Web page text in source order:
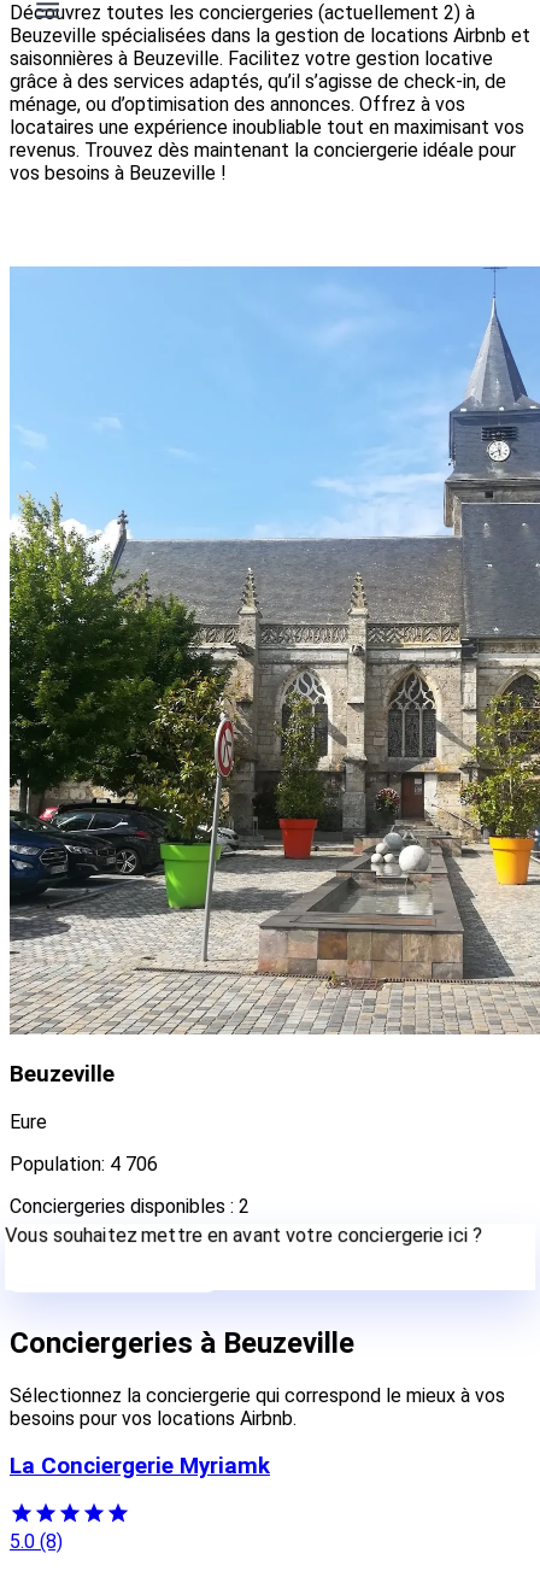
Découvrez toutes les conciergeries (actuellement 2) à
Beuzeville spécialisées dans la gestion de locations Airbnb et
saisonnières à Beuzeville. Facilitez votre gestion locative
grâce à des services adaptés, qu’il s’agisse de check-in, de
ménage, ou d’optimisation des annonces. Offrez à vos
locataires une expérience inoubliable tout en maximisant vos
revenus. Trouvez dès maintenant la conciergerie idéale pour
vos besoins à Beuzeville !
Beuzeville
Eure
Population: 4 706
Conciergeries disponibles : 2
Vous souhaitez mettre en avant votre conciergerie ici ?
Contactez-nous
Conciergeries à Beuzeville
Sélectionnez la conciergerie qui correspond le mieux à vos
besoins pour vos locations Airbnb.
La Conciergerie Myriamk
5.0 (8)